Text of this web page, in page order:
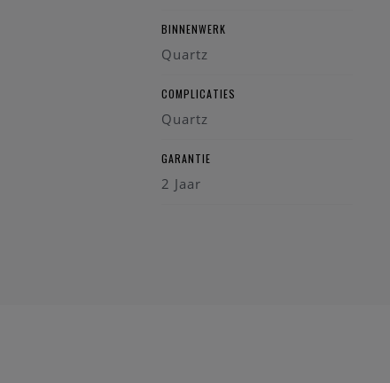
BINNENWERK
Quartz
COMPLICATIES
Quartz
GARANTIE
2 Jaar